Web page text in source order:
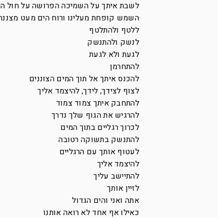
לשבת איתך על השמיכה הפרושה על חול
השמש קופחת מעלינו ורוח הים מעט
ללטף ולהתלטף
לנשק ולהתנשק
לגעת ולא לגעת
להתחרמן
להכנס איתך אל תוך המים הצוננים
לצוף לצידך, לידך, להיצמד אליך
להתחבק איתך צמוד צמוד
להרגיש את הגוף שלך נדרך
לכרוך רגליים בתוך המים
להתנשק בתשוקה רטובה
לעטוף אותך עם הרגליים
להיצמד אליך
להתיישב עליך
לזיין אותך
אתה ואני והים הגדול
כאילו אף אחד לא רואה אותנו